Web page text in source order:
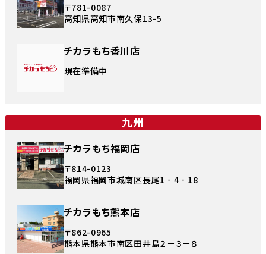
〒781-0087
高知県高知市南久保13-5
チカラもち香川店
現在準備中
九州
チカラもち福岡店
〒814-0123
福岡県福岡市城南区長尾1‐4‐18
チカラもち熊本店
〒862-0965
熊本県熊本市南区田井島２－３－８